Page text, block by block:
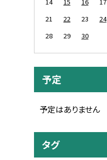
21
22 23 24
28
29 30
予定
予定はありません
タグ